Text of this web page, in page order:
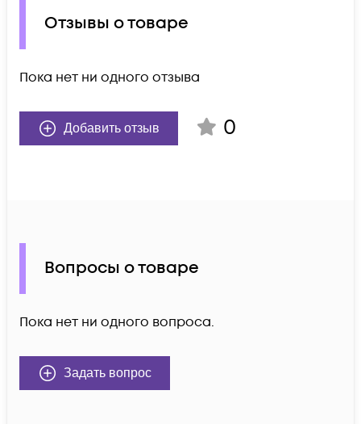
Отзывы о товаре
Пока нет ни одного отзыва
Добавить отзыв 0
Вопросы о товаре
Пока нет ни одного вопроса.
Задать вопрос